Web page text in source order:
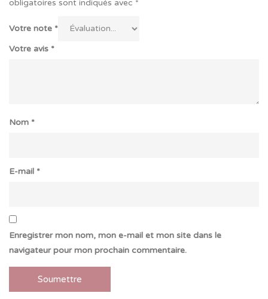
obligatoires sont indiqués avec *
Votre note *
Votre avis *
Nom *
E-mail *
Enregistrer mon nom, mon e-mail et mon site dans le
navigateur pour mon prochain commentaire.